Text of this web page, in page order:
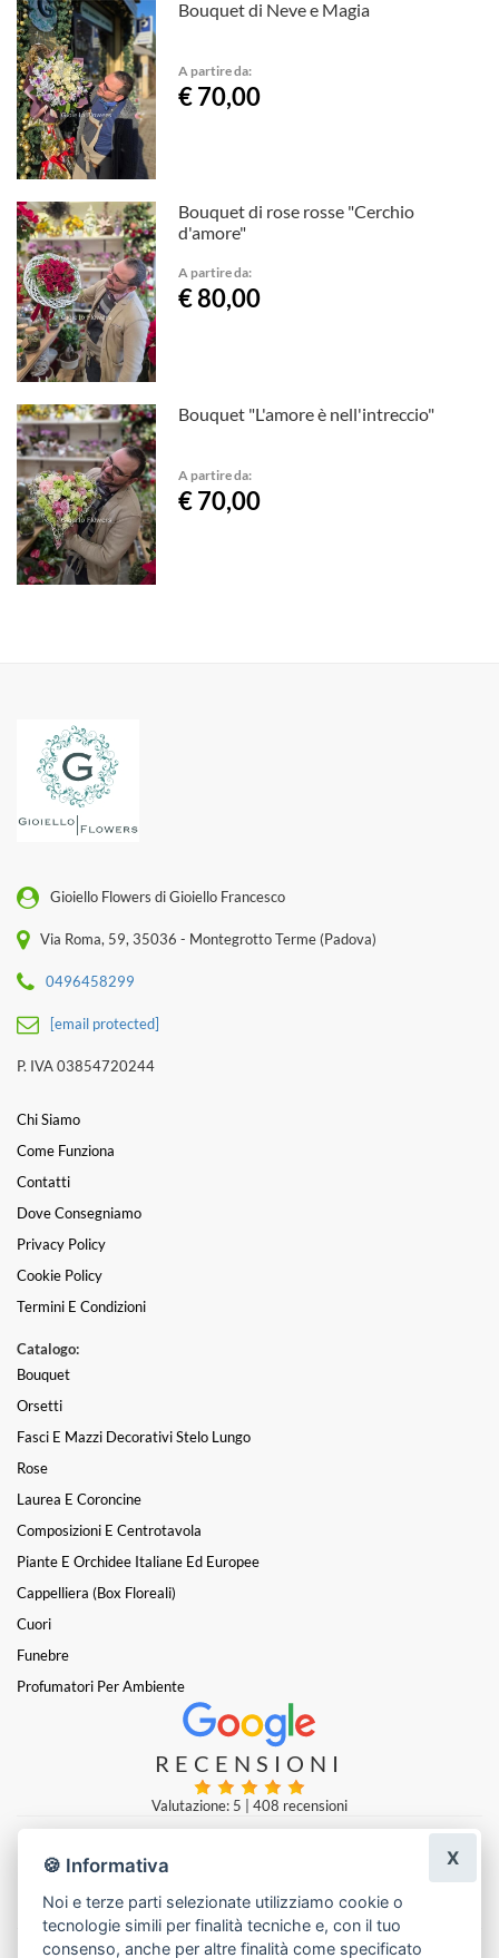
Bouquet di Neve e Magia
A partire da:
€ 70,00
Bouquet di rose rosse "Cerchio
d'amore"
A partire da:
€ 80,00
Bouquet "L'amore è nell'intreccio"
A partire da:
€ 70,00
Gioiello Flowers di Gioiello Francesco
Via Roma, 59, 35036 - Montegrotto Terme (Padova)
0496458299
[email protected]
P. IVA 03854720244
Chi Siamo
Come Funziona
Contatti
Dove Consegniamo
Privacy Policy
Cookie Policy
Termini E Condizioni
Catalogo:
Bouquet
Orsetti
Fasci E Mazzi Decorativi Stelo Lungo
Rose
Laurea E Coroncine
Composizioni E Centrotavola
Piante E Orchidee Italiane Ed Europee
Cappelliera (box Floreali)
Cuori
Funebre
Profumatori Per Ambiente
RECENSIONI
Valutazione: 5 408 recensioni
zakaria aboulwafi
Lascia una recensione
🍪 Informativa
Noi e terze parti selezionate utilizziamo cookie o
tecnologie simili per finalità tecniche e, con il tuo
consenso, anche per altre finalità come specificato
X